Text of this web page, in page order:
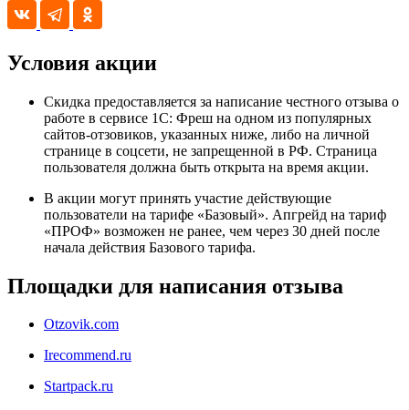
Условия акции
Скидка предоставляется за написание честного отзыва о
работе в сервисе 1С: Фреш на одном из популярных
сайтов-отзовиков, указанных ниже, либо на личной
странице в соцсети, не запрещенной в РФ. Страница
пользователя должна быть открыта на время акции.
В акции могут принять участие действующие
пользователи на тарифе «Базовый». Апгрейд на тариф
«ПРОФ» возможен не ранее, чем через 30 дней после
начала действия Базового тарифа.
Площадки для написания отзыва
Otzovik.com
Irecommend.ru
Startpack.ru